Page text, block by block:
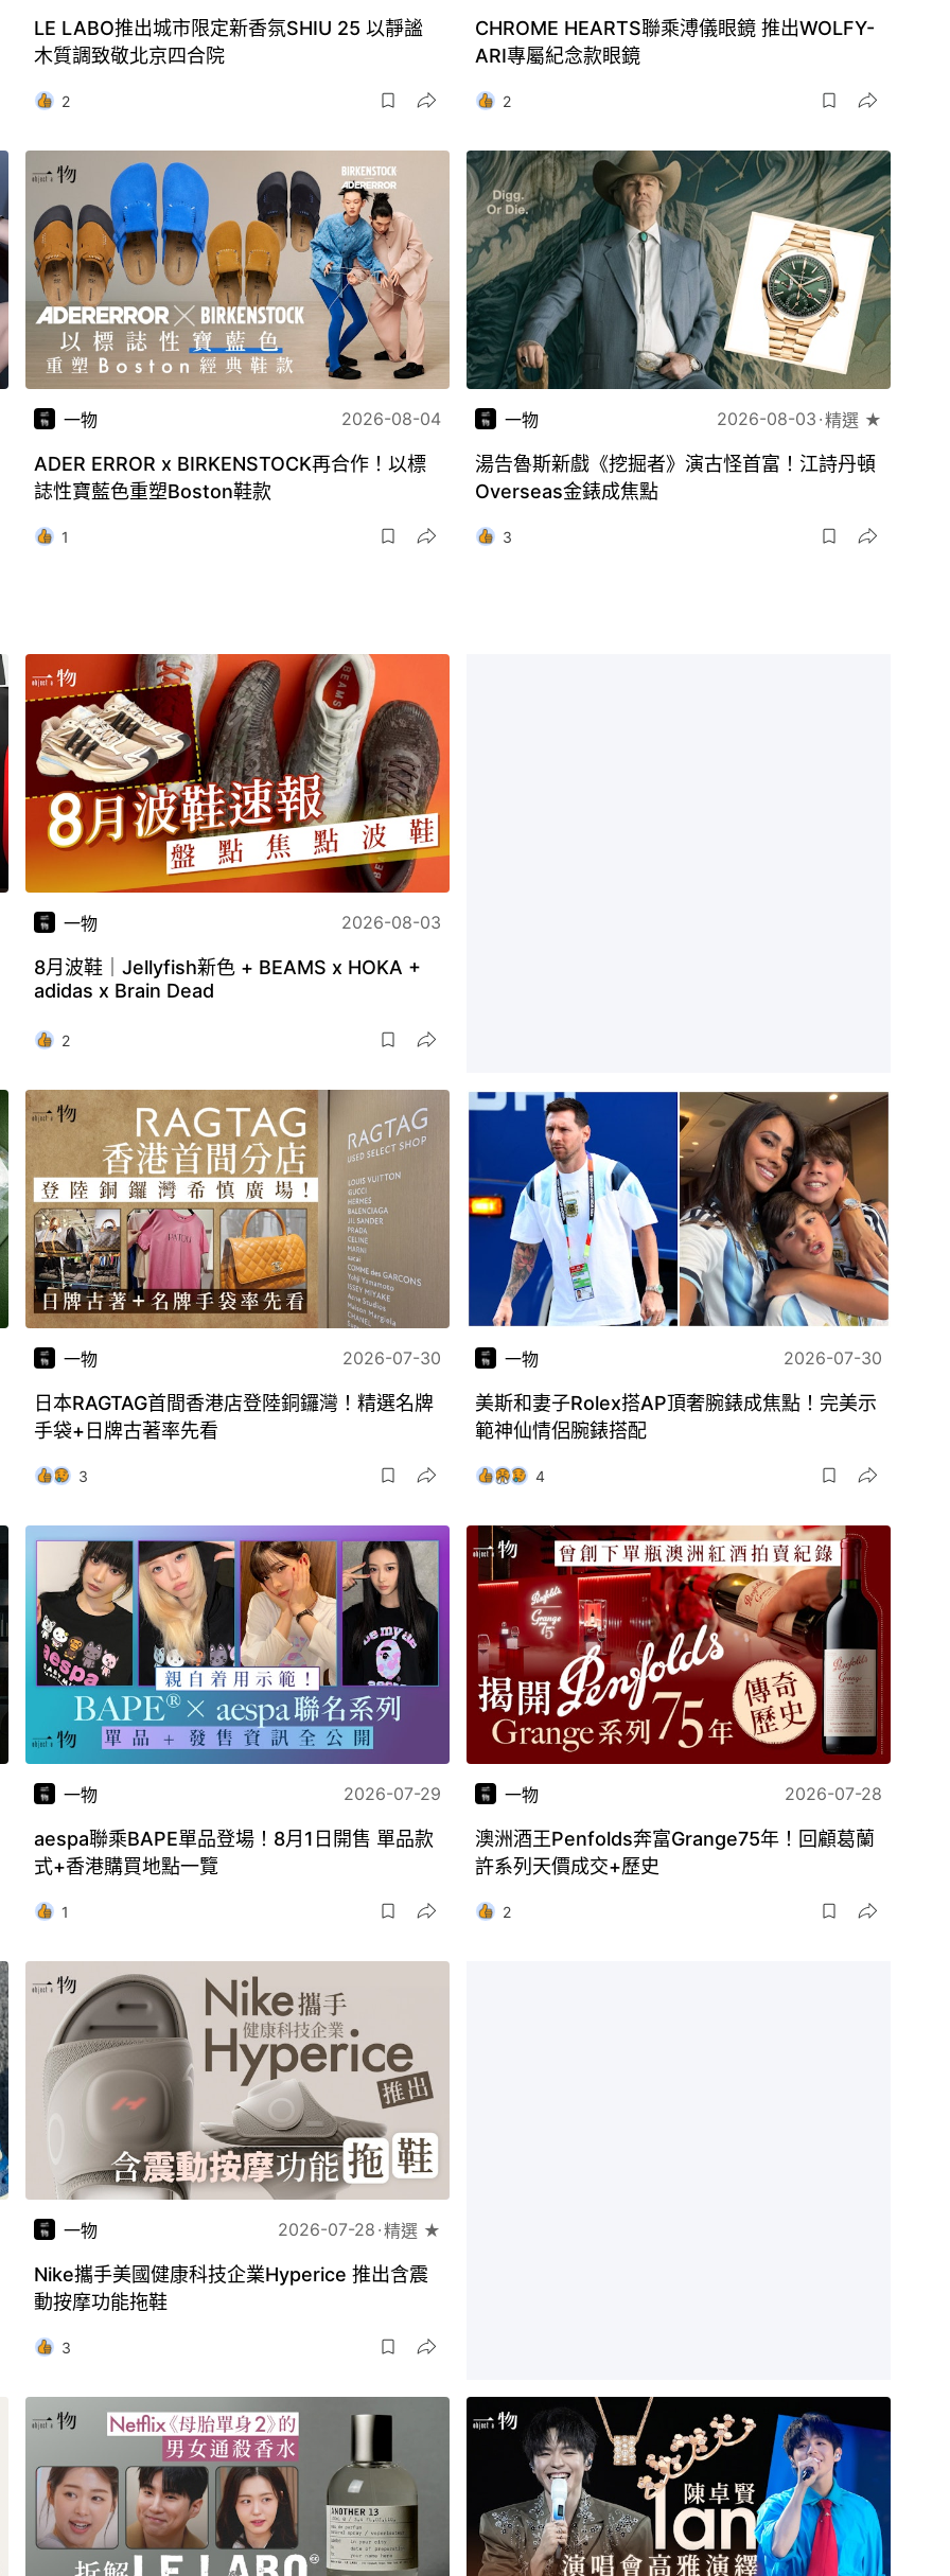
LE LABO推出城市限定新香氛SHIU 25 以靜謐
木質調致敬北京四合院
2
CHROME HEARTS聯乘溥儀眼鏡 推出WOLFY-
ARI專屬紀念款眼鏡
2
一物 2026-08-04
ADER ERROR x BIRKENSTOCK再合作！以標
誌性寶藍色重塑Boston鞋款
1
一物 2026-08-03 精選 ★
湯告魯斯新戲《挖掘者》演古怪首富！江詩丹頓
Overseas金錶成焦點
3
一物 2026-08-03
8月波鞋｜Jellyfish新色 + BEAMS x HOKA +
adidas x Brain Dead
2
一物 2026-07-30
日本RAGTAG首間香港店登陸銅鑼灣！精選名牌
手袋+日牌古著率先看
3
一物 2026-07-30
美斯和妻子Rolex搭AP頂奢腕錶成焦點！完美示
範神仙情侶腕錶搭配
4
一物 2026-07-29
aespa聯乘BAPE單品登場！8月1日開售 單品款
式+香港購買地點一覽
1
一物 2026-07-28
澳洲酒王Penfolds奔富Grange75年！回顧葛蘭
許系列天價成交+歷史
2
一物 2026-07-28 精選 ★
Nike攜手美國健康科技企業Hyperice 推出含震
動按摩功能拖鞋
3